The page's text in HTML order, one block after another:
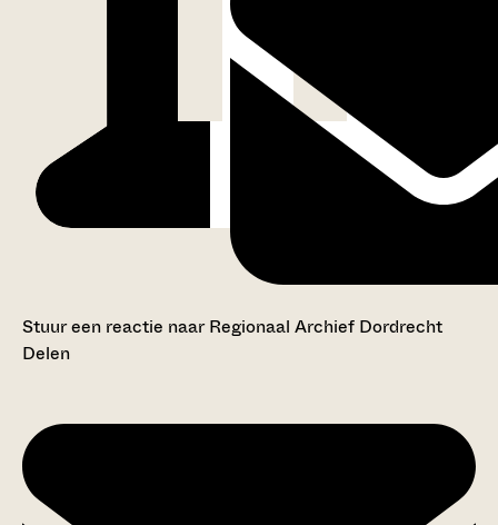
Stuur een reactie naar Regionaal Archief Dordrecht
Delen